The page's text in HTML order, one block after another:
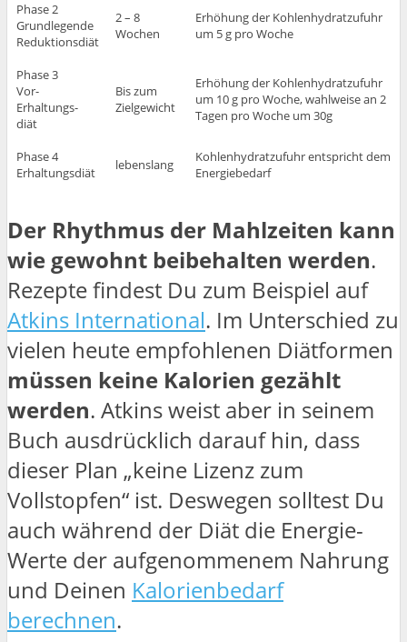
Phase 2
Grundlegende
Reduktionsdiät
2 – 8
Wochen
Erhöhung der Kohlenhydratzufuhr
um 5 g pro Woche
Phase 3
Vor-
Erhaltungs-
diät
Bis zum
Zielgewicht
Erhöhung der Kohlenhydratzufuhr
um 10 g pro Woche, wahlweise an 2
Tagen pro Woche um 30g
Phase 4
Erhaltungsdiät
lebenslang
Kohlenhydratzufuhr entspricht dem
Energiebedarf
Der Rhythmus der Mahlzeiten kann
wie gewohnt beibehalten werden.
Rezepte findest Du zum Beispiel auf
Atkins International. Im Unterschied zu
vielen heute empfohlenen Diätformen
müssen keine Kalorien gezählt
werden. Atkins weist aber in seinem
Buch ausdrücklich darauf hin, dass
dieser Plan „keine Lizenz zum
Vollstopfen“ ist. Deswegen solltest Du
auch während der Diät die Energie-
Werte der aufgenommenem Nahrung
und Deinen Kalorienbedarf
berechnen.